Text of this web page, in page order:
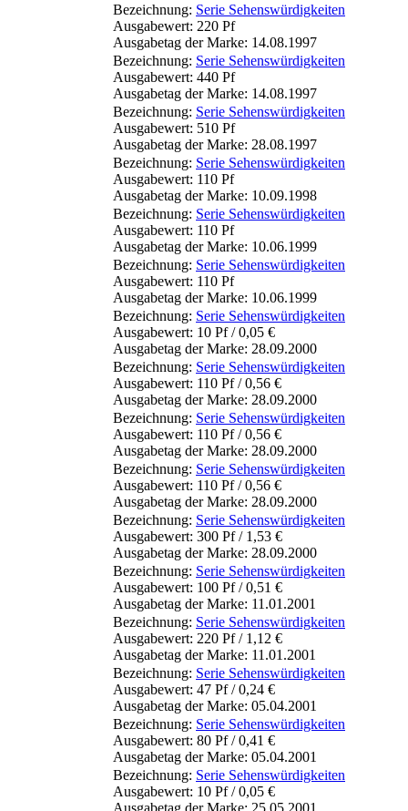
Bezeichnung: Serie Sehenswürdigkeiten
Ausgabewert: 220 Pf
Ausgabetag der Marke: 14.08.1997
Bezeichnung: Serie Sehenswürdigkeiten
Ausgabewert: 440 Pf
Ausgabetag der Marke: 14.08.1997
Bezeichnung: Serie Sehenswürdigkeiten
Ausgabewert: 510 Pf
Ausgabetag der Marke: 28.08.1997
Bezeichnung: Serie Sehenswürdigkeiten
Ausgabewert: 110 Pf
Ausgabetag der Marke: 10.09.1998
Bezeichnung: Serie Sehenswürdigkeiten
Ausgabewert: 110 Pf
Ausgabetag der Marke: 10.06.1999
Bezeichnung: Serie Sehenswürdigkeiten
Ausgabewert: 110 Pf
Ausgabetag der Marke: 10.06.1999
Bezeichnung: Serie Sehenswürdigkeiten
Ausgabewert: 10 Pf / 0,05 €
Ausgabetag der Marke: 28.09.2000
Bezeichnung: Serie Sehenswürdigkeiten
Ausgabewert: 110 Pf / 0,56 €
Ausgabetag der Marke: 28.09.2000
Bezeichnung: Serie Sehenswürdigkeiten
Ausgabewert: 110 Pf / 0,56 €
Ausgabetag der Marke: 28.09.2000
Bezeichnung: Serie Sehenswürdigkeiten
Ausgabewert: 110 Pf / 0,56 €
Ausgabetag der Marke: 28.09.2000
Bezeichnung: Serie Sehenswürdigkeiten
Ausgabewert: 300 Pf / 1,53 €
Ausgabetag der Marke: 28.09.2000
Bezeichnung: Serie Sehenswürdigkeiten
Ausgabewert: 100 Pf / 0,51 €
Ausgabetag der Marke: 11.01.2001
Bezeichnung: Serie Sehenswürdigkeiten
Ausgabewert: 220 Pf / 1,12 €
Ausgabetag der Marke: 11.01.2001
Bezeichnung: Serie Sehenswürdigkeiten
Ausgabewert: 47 Pf / 0,24 €
Ausgabetag der Marke: 05.04.2001
Bezeichnung: Serie Sehenswürdigkeiten
Ausgabewert: 80 Pf / 0,41 €
Ausgabetag der Marke: 05.04.2001
Bezeichnung: Serie Sehenswürdigkeiten
Ausgabewert: 10 Pf / 0,05 €
Ausgabetag der Marke: 25.05.2001